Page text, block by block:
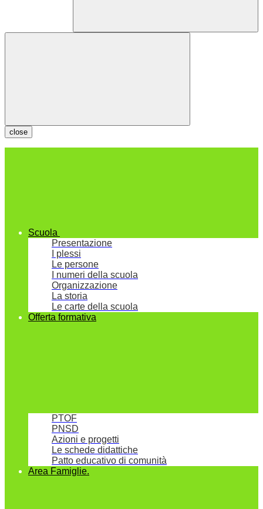
close
Scuola
Presentazione
I plessi
Le persone
I numeri della scuola
Organizzazione
La storia
Le carte della scuola
Offerta formativa
PTOF
PNSD
Azioni e progetti
Le schede didattiche
Patto educativo di comunità
Area Famiglie.